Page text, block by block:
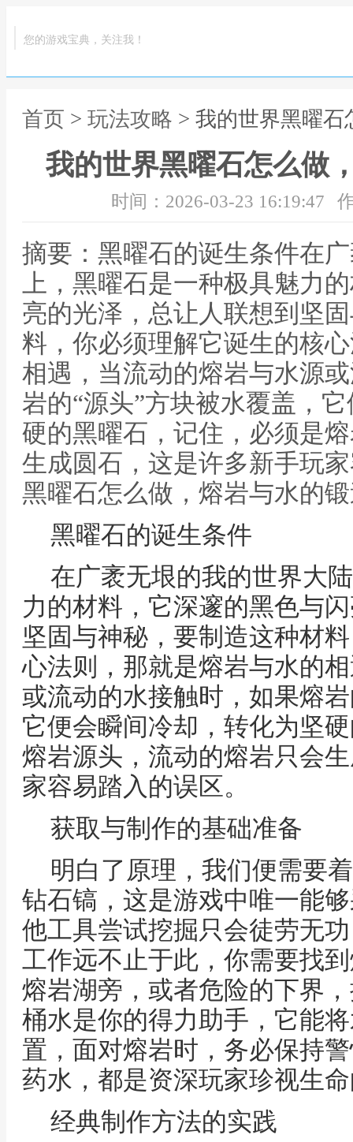
您的游戏宝典，关注我！
首页 > 玩法攻略 > 我的世界黑曜
我的世界黑曜石怎么做
时间：2026-03-23 16:19:47
摘要：黑曜石的诞生条件在
上，黑曜石是一种极具魅力
亮的光泽，总让人联想到坚
料，你必须理解它诞生的核
相遇，当流动的熔岩与水源
岩的“源头”方块被水覆盖，
硬的黑曜石，记住，必须是
生成圆石，这是许多新手玩
黑曜石怎么做，熔岩与水的
黑曜石的诞生条件
在广袤无垠的我的世界大
力的材料，它深邃的黑色与
坚固与神秘，要制造这种材
心法则，那就是熔岩与水的
或流动的水接触时，如果熔
它便会瞬间冷却，转化为坚
熔岩源头，流动的熔岩只会
家容易踏入的误区。
获取与制作的基础准备
明白了原理，我们便需要
钻石镐，这是游戏中唯一能
他工具尝试挖掘只会徒劳无
工作远不止于此，你需要找
熔岩湖旁，或者危险的下界
桶水是你的得力助手，它能
置，面对熔岩时，务必保持
药水，都是资深玩家珍视生
经典制作方法的实践